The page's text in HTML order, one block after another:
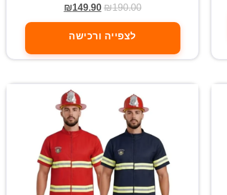
₪190.00
₪149.90
לצפייה ורכישה